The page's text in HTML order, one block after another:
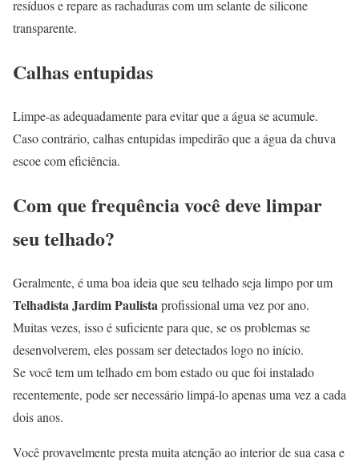
resíduos e repare as rachaduras com um selante de silicone
transparente.
Calhas entupidas
Limpe-as adequadamente para evitar que a água se acumule.
Caso contrário, calhas entupidas impedirão que a água da chuva
escoe com eficiência.
Com que frequência você deve limpar
seu telhado?
Geralmente, é uma boa ideia que seu telhado seja limpo por um
Telhadista Jardim Paulistaprofissional uma vez por ano.
Muitas vezes, isso é suficiente para que, se os problemas se
desenvolverem, eles possam ser detectados logo no início.
Se você tem um telhado em bom estado ou que foi instalado
recentemente, pode ser necessário limpá-lo apenas uma vez a cada
dois anos.
Você provavelmente presta muita atenção ao interior de sua casa e